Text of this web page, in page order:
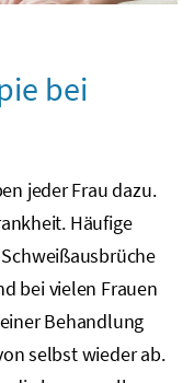
bei
jeder Frau dazu.
Häufige
bei vielen Frauen
Behandlung
selbst wieder ab.